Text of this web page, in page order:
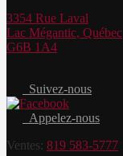
3354 Rue Laval
Lac Mégantic, Québec
G6B 1A4
Suivez-nous
Appelez-nous
Ventes: 819 583-5777